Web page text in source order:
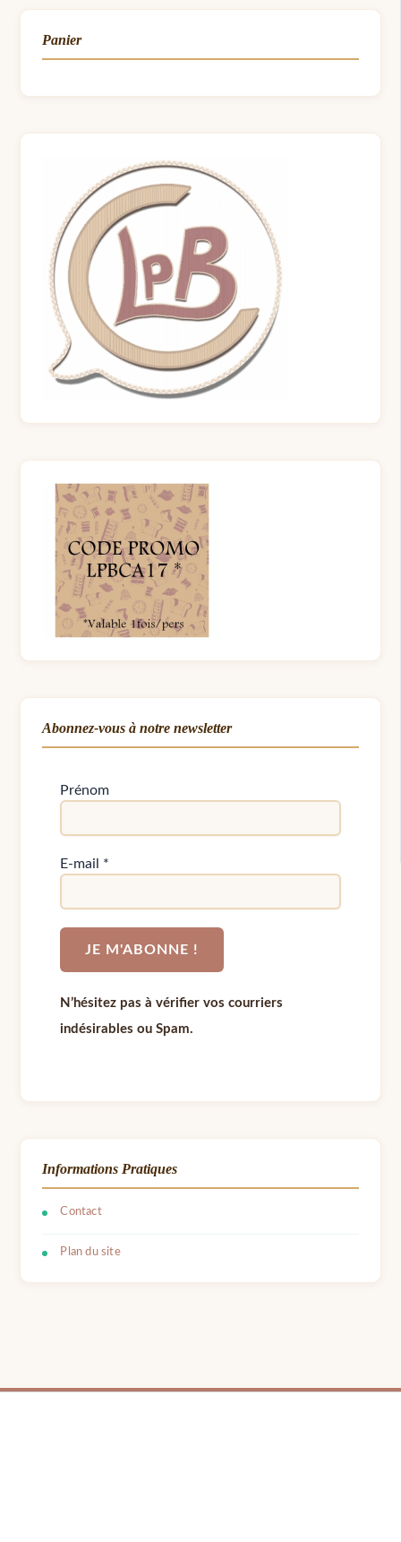
Panier
Abonnez-vous à notre newsletter
Prénom
E-mail *
N’hésitez pas à vérifier vos courriers
indésirables ou Spam.
Informations Pratiques
Contact
Plan du site